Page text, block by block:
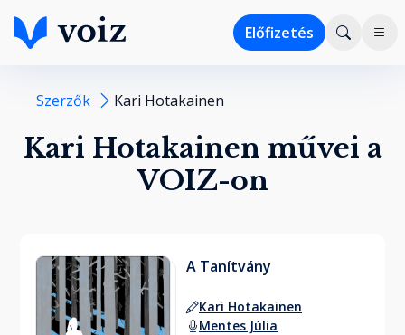
Előfizetés
Szerzők Kari Hotakainen
Kari Hotakainen művei a
VOIZ-on
A Tanítvány
Kari Hotakainen
Mentes Júlia